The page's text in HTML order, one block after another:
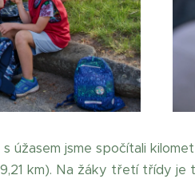
úžasem jsme spočítali
km). Na žáky třetí třídy